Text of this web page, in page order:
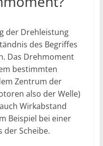
der Drehleistung
des Begriffes
Das Drehmoment
bestimmten
Zentrum der
also der Welle)
Wirkabstand
Beispiel bei einer
der Scheibe.